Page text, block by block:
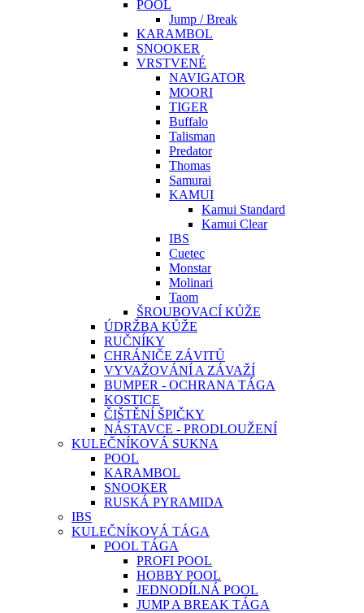
POOL
Jump / Break
KARAMBOL
SNOOKER
VRSTVENÉ
NAVIGATOR
MOORI
TIGER
Buffalo
Talisman
Predator
Thomas
Samurai
KAMUI
Kamui Standard
Kamui Clear
IBS
Cuetec
Monstar
Molinari
Taom
ŠROUBOVACÍ KŮŽE
ÚDRŽBA KŮŽE
RUČNÍKY
CHRÁNIČE ZÁVITŮ
VYVAŽOVÁNÍ A ZÁVAŽÍ
BUMPER - OCHRANA TÁGA
KOSTICE
ČIŠTĚNÍ ŠPIČKY
NÁSTAVCE - PRODLOUŽENÍ
KULEČNÍKOVÁ SUKNA
POOL
KARAMBOL
SNOOKER
RUSKÁ PYRAMIDA
IBS
KULEČNÍKOVÁ TÁGA
POOL TÁGA
PROFI POOL
HOBBY POOL
JEDNODÍLNÁ POOL
JUMP A BREAK TÁGA